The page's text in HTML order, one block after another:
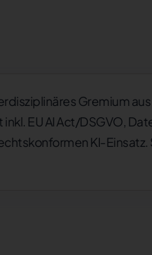
Gremium
EU AI Act/DSGVO,
KI-